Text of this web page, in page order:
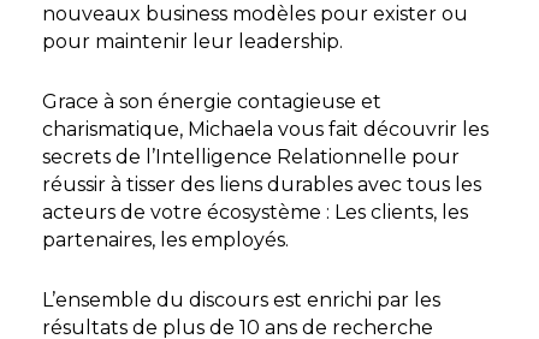
nouveaux business modèles pour exister ou
pour maintenir leur leadership.
Grace à son énergie contagieuse et
charismatique, Michaela vous fait découvrir les
secrets de l’Intelligence Relationnelle pour
réussir à tisser des liens durables avec tous les
acteurs de votre écosystème : Les clients, les
partenaires, les employés.
L’ensemble du discours est enrichi par les
résultats de plus de 10 ans de recherche